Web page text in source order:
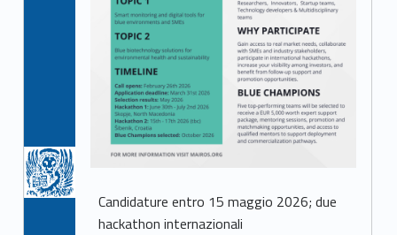
Candidature entro 15 maggio 2026; due
hackathon internazionali